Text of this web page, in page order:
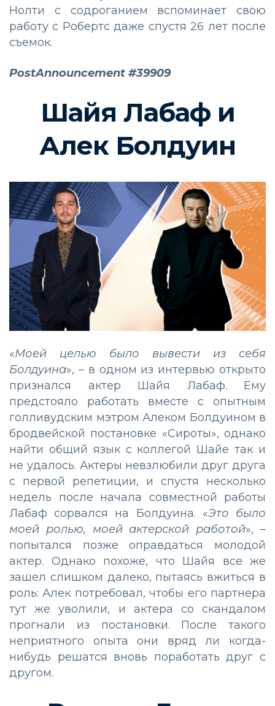
Нолти с содроганием вспоминает свою
работу с Робертс даже спустя 26 лет после
съемок.
PostAnnouncement #39909
Шайя Лабаф и
Алек Болдуин
«Моей целью было вывести из себя
Болдуина», – в одном из интервью открыто
признался актер Шайя Лабаф. Ему
предстояло работать вместе с опытным
голливудским мэтром Алеком Болдуином в
бродвейской постановке «Сироты», однако
найти общий язык с коллегой Шайе так и
не удалось. Актеры невзлюбили друг друга
с первой репетиции, и спустя несколько
недель после начала совместной работы
Лабаф сорвался на Болдуина. «Это было
моей ролью, моей актерской работой», –
попытался позже оправдаться молодой
актер. Однако похоже, что Шайя все же
зашел слишком далеко, пытаясь вжиться в
роль: Алек потребовал, чтобы его партнера
тут же уволили, и актера со скандалом
прогнали из постановки. После такого
неприятного опыта они вряд ли когда-
нибудь решатся вновь поработать друг с
другом.